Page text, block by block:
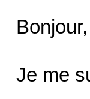
Bonjour,
Je me